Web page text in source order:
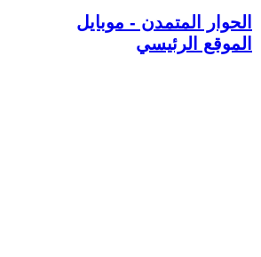
الحوار المتمدن - موبايل
الموقع الرئيسي